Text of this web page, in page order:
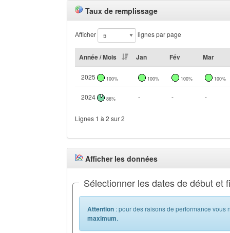
Taux de remplissage
Afficher lignes par page
Année / Mois Jan Fév Mar
2025 100% 100% 100% 100%
2024 86% - - -
Lignes 1 à 2 sur 2
Afficher les données
Sélectionner les dates de début et
Attention : pour des raisons de performance
maximum.